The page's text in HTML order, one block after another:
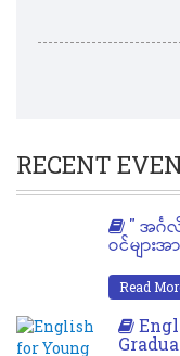
RECENT
" အင်္ဂ
ဝင်များအ
Read